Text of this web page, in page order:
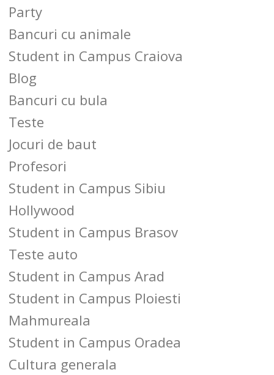
Party
Bancuri cu animale
Student in Campus Craiova
Blog
Bancuri cu bula
Teste
Jocuri de baut
Profesori
Student in Campus Sibiu
Hollywood
Student in Campus Brasov
Teste auto
Student in Campus Arad
Student in Campus Ploiesti
Mahmureala
Student in Campus Oradea
Cultura generala